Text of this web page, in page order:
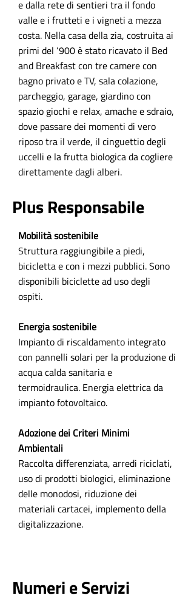
e dalla rete di sentieri tra il fondo
valle e i frutteti e i vigneti a mezza
costa. Nella casa della zia, costruita ai
primi del ‘900 è stato ricavato il Bed
and Breakfast con tre camere con
bagno privato e TV, sala colazione,
parcheggio, garage, giardino con
spazio giochi e relax, amache e sdraio,
dove passare dei momenti di vero
riposo tra il verde, il cinguettio degli
uccelli e la frutta biologica da cogliere
direttamente dagli alberi.
Plus Responsabile
Mobilità sostenibile
Struttura raggiungibile a piedi,
bicicletta e con i mezzi pubblici. Sono
disponibili biciclette ad uso degli
ospiti.
Energia sostenibile
Impianto di riscaldamento integrato
con pannelli solari per la produzione di
acqua calda sanitaria e
termoidraulica. Energia elettrica da
impianto fotovoltaico.
Adozione dei Criteri Minimi
Ambientali
Raccolta differenziata, arredi riciclati,
uso di prodotti biologici, eliminazione
delle monodosi, riduzione dei
materiali cartacei, implemento della
digitalizzazione.
Numeri e Servizi